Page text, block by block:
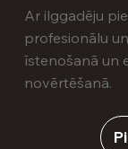
Ar ilggadēju
profesionālu
īstenošanā un
novērtēšanā.